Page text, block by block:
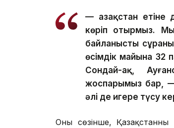
— Қазақстан
көріп отырмыз.
байланысты
өсімдік майына 32
Сондай-ақ,
жоспарымыз бар, —
әлі де игере түсу
Оның сөзінше,